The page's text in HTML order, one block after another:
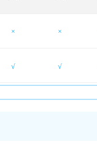
× ×
√ √